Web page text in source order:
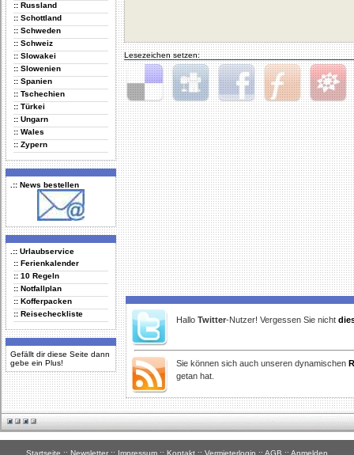
:: Russland
:: Schottland
:: Schweden
:: Schweiz
:: Slowakei
:: Slowenien
:: Spanien
:: Tschechien
:: Türkei
:: Ungarn
:: Wales
:: Zypern
.:: News bestellen
.:: Urlaubservice
:: Ferienkalender
:: 10 Regeln
:: Notfallplan
:: Kofferpacken
:: Reisecheckliste
Gefällt dir diese Seite dann
gebe ein Plus!
Lesezeichen setzen:
Delicious Digg Facebook Furl StudiVZ
Hallo Twitter-Nutzer! Vergessen Sie nicht
Sie können sich auch unseren dynamischen
getan hat.
Startseite :: Newsletter :: Impressum :: Kontakt :: Vermieterlogin :: AGB :: Anmelden